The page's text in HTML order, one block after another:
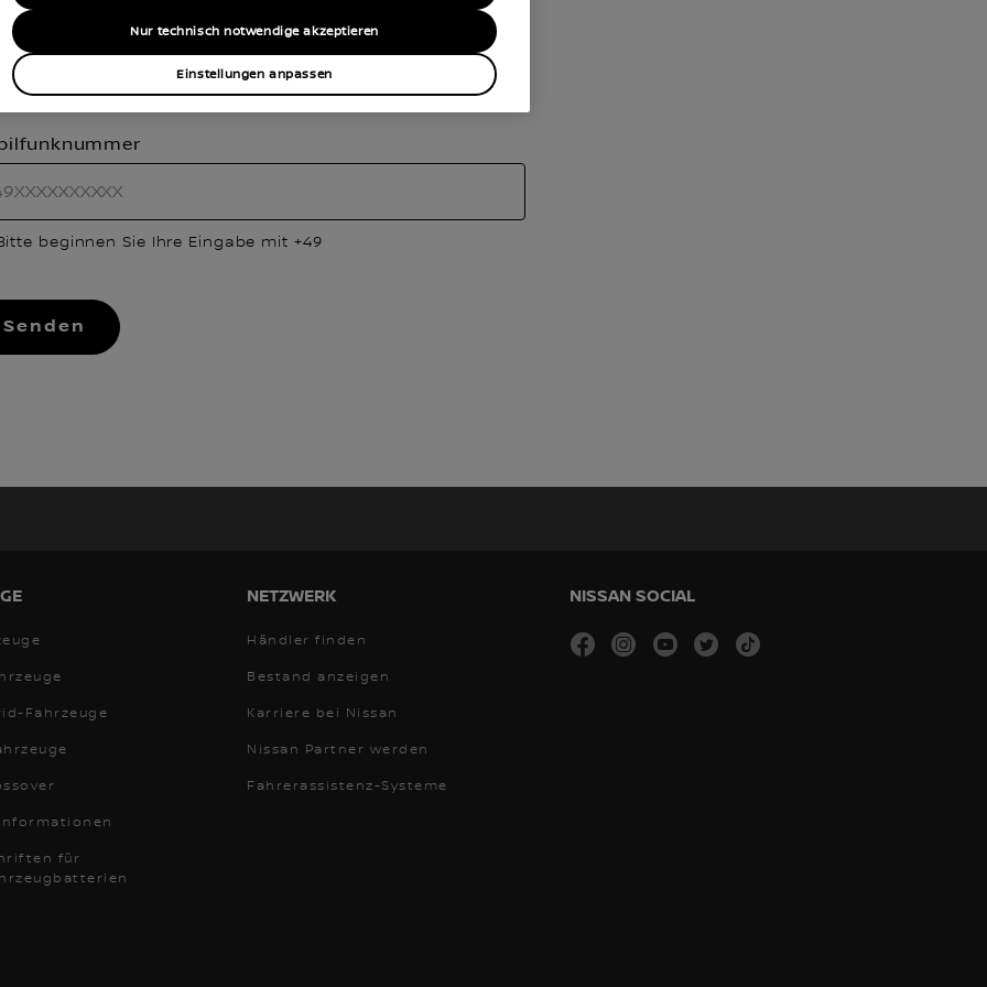
geben Sie eine gültige E-Mail-Adresse an.
beginnen Sie Ihre Eingabe mit +49
Senden
Fahrzeuge
für
NETZWERK
Händler finden
Bestand anzeigen
Karriere bei Nissan
Nissan Partner werden
Fahrerassistenz-Systeme
NISSAN SOCIAL
facebookinstagram
youtubetwitter
Einstellungen anpassen
Nur technisch notwendige akzeptieren